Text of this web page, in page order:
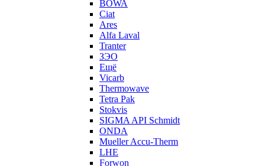
BOWA
Ciat
Ares
Alfa Laval
Tranter
ЗЭО
Ещё
Vicarb
Thermowave
Tetra Pak
Stokvis
SIGMA API Schmidt
ONDA
Mueller Accu-Therm
LHE
Forwon